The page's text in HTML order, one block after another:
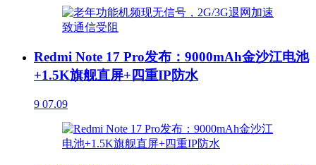
Redmi Note 17 Pro发布：9000mAh金沙江电池
+1.5K旗舰直屏+四重IP防水
9 07.09